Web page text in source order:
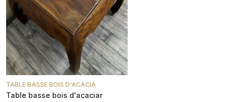
TABLE BASSE BOIS D'ACACIA
Table basse bois d'acaciar